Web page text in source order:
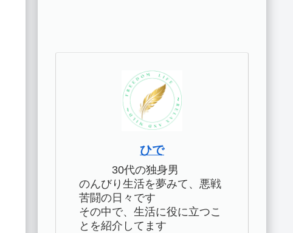
ひで
30代の独身男
のんびり生活を夢みて、悪戦
苦闘の日々です
その中で、生活に役に立つこ
とを紹介してます